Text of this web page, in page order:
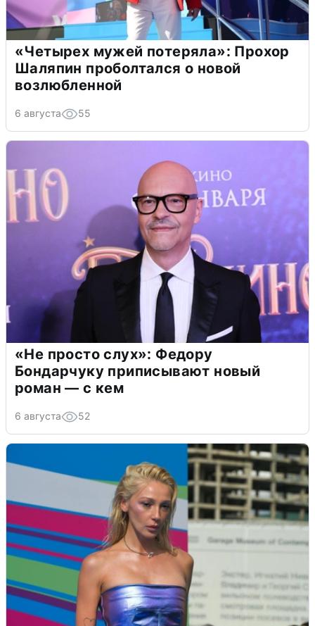
«Четырех мужей потеряла»: Прохор
Шаляпин проболтался о новой
возлюбленной
6 августа 55
«Не просто слух»: Федору
Бондарчуку приписывают новый
роман — с кем
6 августа 52